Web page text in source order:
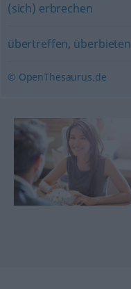
(sich) erbrechen
übertreffen, überbieten
© OpenThesaurus.de